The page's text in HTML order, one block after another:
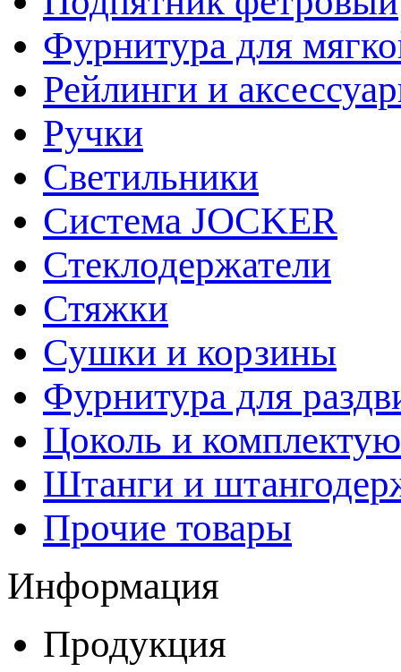
Фурнитура для
Рейлинги и
Ручки
Светильники
Система JOCKER
Стеклодержатели
Стяжки
Сушки и корзины
Фурнитура для
Цоколь и
Штанги и
Прочие товары
Информация
Продукция